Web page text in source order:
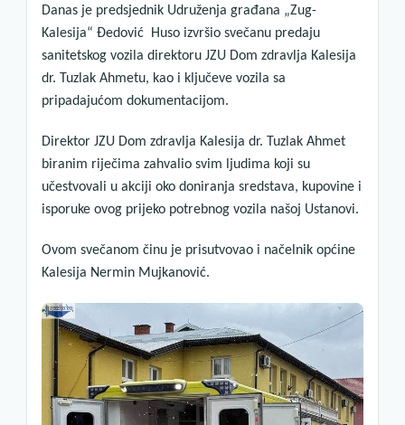
Danas je predsjednik Udruženja građana „Zug-
Kalesija“ Đedović Huso izvršio svečanu predaju
sanitetskog vozila direktoru JZU Dom zdravlja Kalesija
dr. Tuzlak Ahmetu, kao i ključeve vozila sa
pripadajućom dokumentacijom.
Direktor JZU Dom zdravlja Kalesija dr. Tuzlak Ahmet
biranim riječima zahvalio svim ljudima koji su
učestvovali u akciji oko doniranja sredstava, kupovine i
isporuke ovog prijeko potrebnog vozila našoj Ustanovi.
Ovom svečanom činu je prisutvovao i načelnik općine
Kalesija Nermin Mujkanović.